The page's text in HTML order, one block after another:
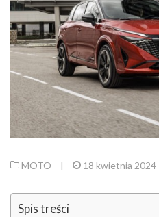
MOTO | 18 kwietnia 2024
Spis treści